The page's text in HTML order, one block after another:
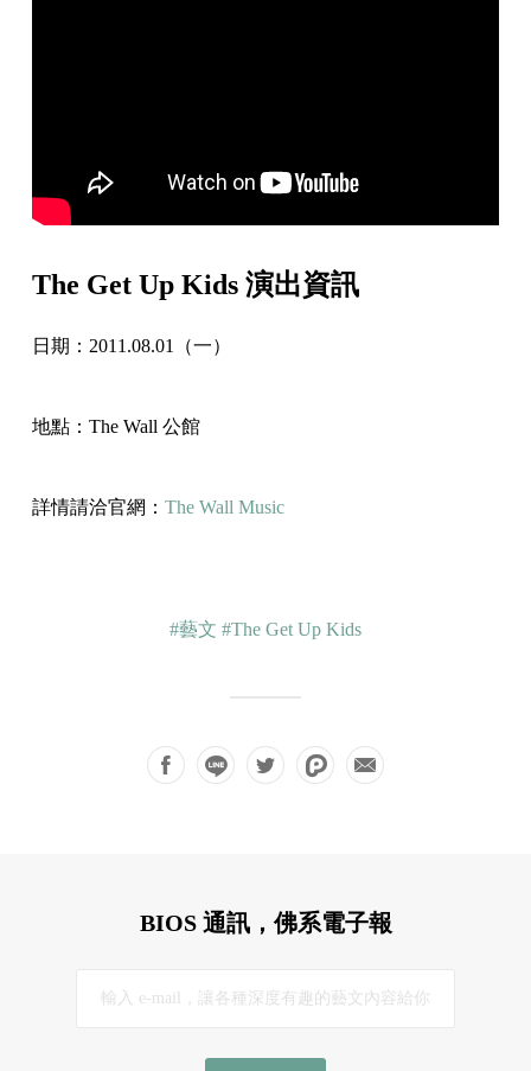
The Get Up Kids 演出資訊
日期：2011.08.01（一）
地點：The Wall 公館
詳情請洽官網： The Wall Music
#藝文 #The Get Up Kids
BIOS 通訊，佛系電子報